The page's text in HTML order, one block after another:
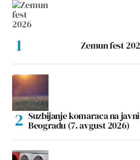
Zemun fest
Suzbijanje komaraca na
Beogradu (7. avgust 2026)